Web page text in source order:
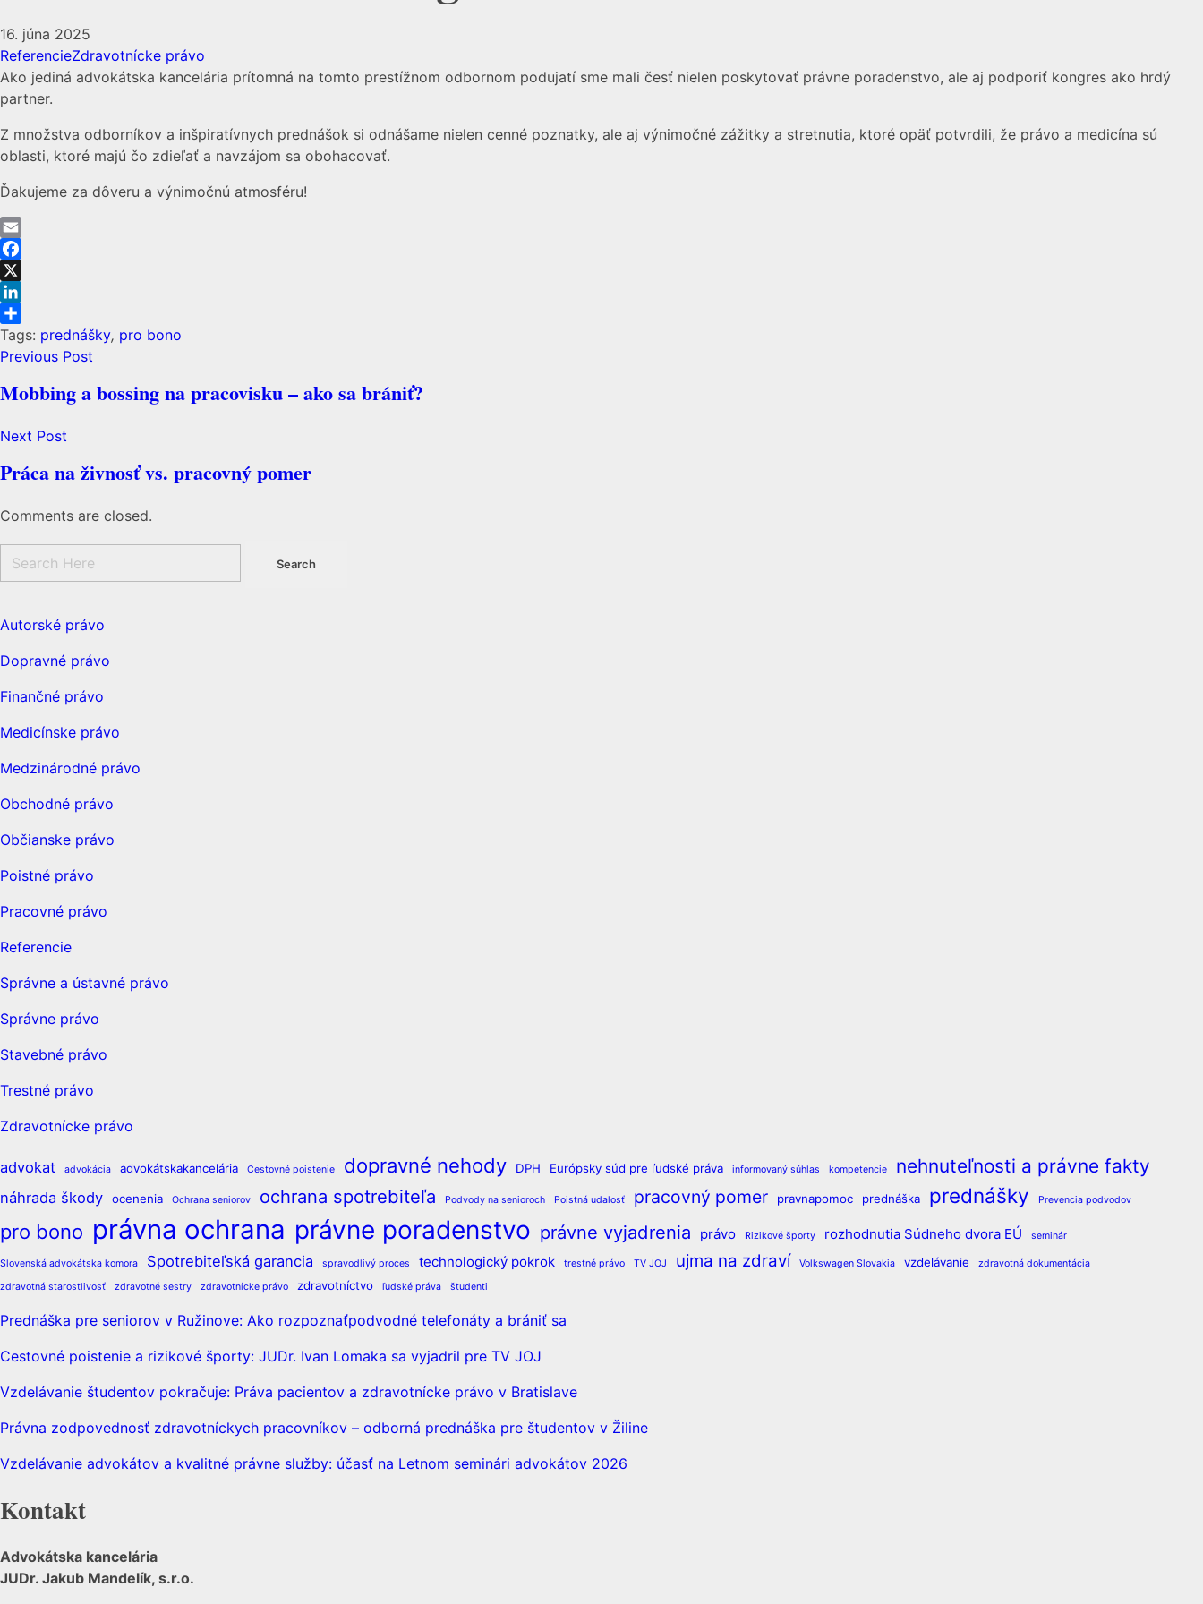
16. júna 2025
ReferencieZdravotnícke právo
Ako jediná advokátska kancelária prítomná na tomto prestížnom odbornom podujatí sme mali česť nielen poskytovať právne poradenstvo, ale aj podporiť kongres ako hrdý
partner.
Z množstva odborníkov a inšpiratívnych prednášok si odnášame nielen cenné poznatky, ale aj výnimočné zážitky a stretnutia, ktoré opäť potvrdili, že právo a medicína sú
oblasti, ktoré majú čo zdieľať a navzájom sa obohacovať.
Ďakujeme za dôveru a výnimočnú atmosféru!
Email
Facebook
X
LinkedIn
Share
Tags: prednášky, pro bono
Previous Post
Mobbing a bossing na pracovisku – ako sa brániť?
Next Post
Práca na živnosť vs. pracovný pomer
Comments are closed.
Autorské právo
Dopravné právo
Finančné právo
Medicínske právo
Medzinárodné právo
Obchodné právo
Občianske právo
Poistné právo
Pracovné právo
Referencie
Správne a ústavné právo
Správne právo
Stavebné právo
Trestné právo
Zdravotnícke právo
advokat advokácia advokátskakancelária Cestovné poistenie dopravné nehody DPH Európsky súd pre ľudské práva informovaný súhlas kompetencie nehnuteľnosti a právne fakty
náhrada škody ocenenia Ochrana seniorov ochrana spotrebiteľa Podvody na senioroch Poistná udalosť pracovný pomer pravnapomoc prednáška prednášky Prevencia podvodov
pro bono právna ochrana právne poradenstvo právne vyjadrenia právo Rizikové športy rozhodnutia Súdneho dvora EÚ seminár
Slovenská advokátska komora Spotrebiteľská garancia spravodlivý proces technologický pokrok trestné právo TV JOJ ujma na zdraví Volkswagen Slovakia vzdelávanie
zdravotná dokumentácia
zdravotná starostlivosť
zdravotné sestry zdravotnícke právo zdravotníctvo ľudské práva študenti
Prednáška pre seniorov v Ružinove: Ako rozpoznaťpodvodné telefonáty a brániť sa
Cestovné poistenie a rizikové športy: JUDr. Ivan Lomaka sa vyjadril pre TV JOJ
Vzdelávanie študentov pokračuje: Práva pacientov a zdravotnícke právo v Bratislave
Právna zodpovednosť zdravotníckych pracovníkov – odborná prednáška pre študentov v Žiline
Vzdelávanie advokátov a kvalitné právne služby: účasť na Letnom seminári advokátov 2026
Kontakt
Advokátska kancelária
JUDr. Jakub Mandelík, s.r.o.